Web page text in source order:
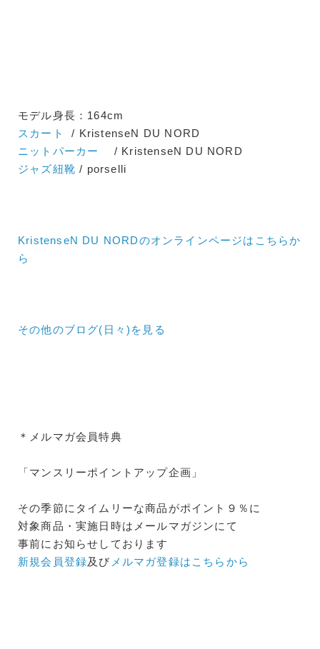
モデル身長：164cm
スカート
/ KristenseN DU NORD
ニットパーカー
/ KristenseN DU NORD
ジャズ紐靴 / porselli
KristenseN DU NORDのオンラインページはこちらか
ら
その他のブログ(日々) を見る
＊メルマガ会員特典
「マンスリーポイントアップ企画」
その季節にタイムリーな商品がポイント９％に
対象商品・実施日時はメールマガジンにて
事前にお知らせしております
新規会員登録及び メルマガ登録はこちらから